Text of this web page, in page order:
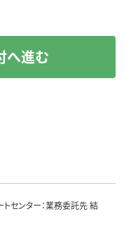
へ進む
センター：業務委託先 結